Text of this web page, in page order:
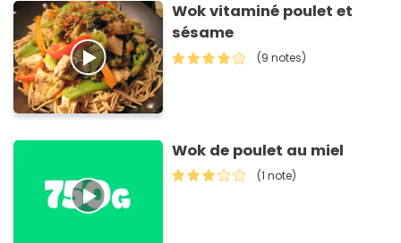
Wok vitaminé poulet et
sésame
(9 notes)
Wok de poulet au miel
(1 note)